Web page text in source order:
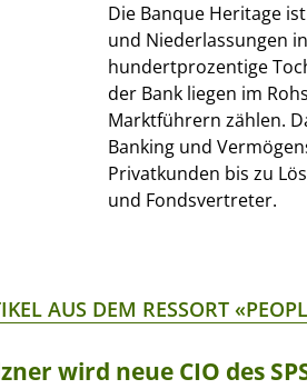
Die Banque Heritage
und Niederlassungen
hundertprozentige
der Bank liegen im
Marktführern zählen.
Banking und
Privatkunden bis zu
und Fondsvertreter.
AUS DEM RESSORT
wird neue CIO des